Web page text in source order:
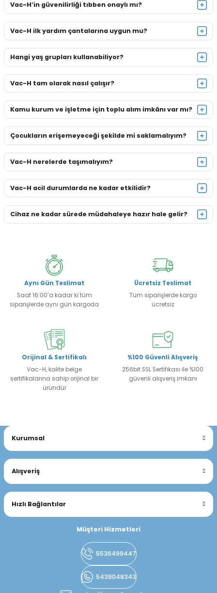
Vac-H’in güvenilirliği tıbben onaylı mı?
Vac-H ilk yardım çantalarına uygun mu?
Hangi yaş grupları kullanabiliyor?
Vac-H tam olarak nasıl çalışır?
Kamu kurum ve işletme için toplu alım imkânı var mı?
Çocukların erişemeyeceği şekilde mi saklamalıyım?
Vac-H nerelerde taşımalıyım?
Vac-H acil durumlarda ne kadar etkilidir?
Cihaz ne kadar sürede müdahaleye hazır hale gelir?
Aynı Gün Teslimat
Saat 16:00’a kadar ki tüm
siparişlerde aynı gün kargoda
Ücretsiz Teslimat
Tüm siparişlerde kargo
ücretsiz
Orijinal & Sertifikalı
Vac-H, kalite belge
sertifikalarına sahip orijinal bir
üründür
%100 Güvenli Alışveriş
256bit SSL Sertifikası ile %100
güvenli alışveriş imkanı
Kurumsal
Alışveriş
Hızlı Bağlantılar
Müşteri Hizmetleri
5536499447
5439048343